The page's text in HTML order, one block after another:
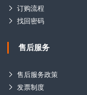
订购流程
找回密码
售后服务
售后服务政策
发票制度